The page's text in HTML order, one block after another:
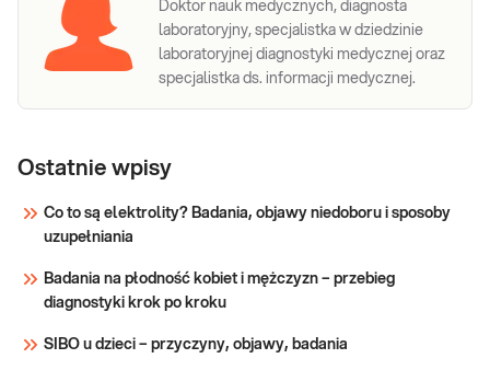
Doktor nauk medycznych, diagnosta
laboratoryjny, specjalistka w dziedzinie
laboratoryjnej diagnostyki medycznej oraz
specjalistka ds. informacji medycznej.
Ostatnie wpisy
Co to są elektrolity? Badania, objawy niedoboru i sposoby
uzupełniania
Badania na płodność kobiet i mężczyzn – przebieg
diagnostyki krok po kroku
SIBO u dzieci – przyczyny, objawy, badania